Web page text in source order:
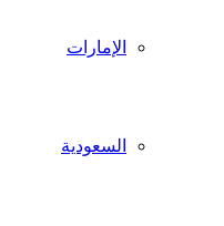
الإمارات
السعودية